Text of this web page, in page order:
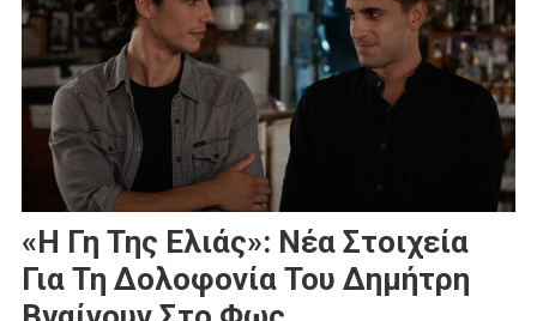
«Η Γη Της Ελιάς»: Νέα Στοιχεία
Για Τη Δολοφονία Του Δημήτρη